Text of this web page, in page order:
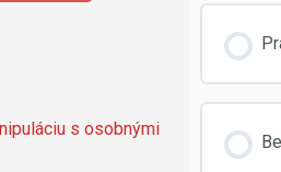
s osobnými